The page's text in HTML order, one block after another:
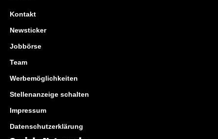
Kontakt
Newsticker
Jobbörse
Team
Werbemöglichkeiten
Stellenanzeige schalten
Impressum
Datenschutzerklärung